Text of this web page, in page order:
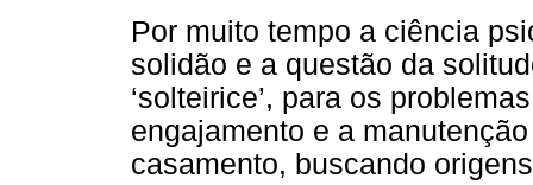
Por muito tempo a ciência
solidão e a questão da
‘solteirice’, para os
engajamento e a
casamento, buscando